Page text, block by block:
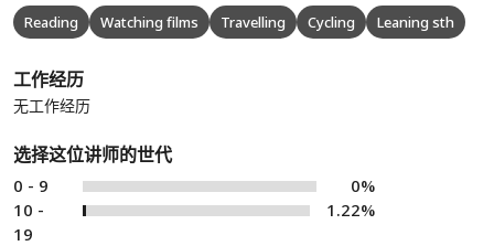
Reading Watching films Travelling Cycling Leaning sth
工作经历
无工作经历
选择这位讲师的世代
0 - 9
0%
10 -
19
1.22%